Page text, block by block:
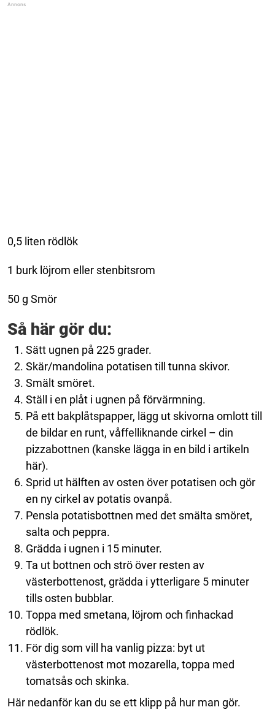
0,5 liten rödlök
1 burk löjrom eller stenbitsrom
50 g Smör
Så här gör du:
Sätt ugnen på 225 grader.
Skär/mandolina potatisen till tunna skivor.
Smält smöret.
Ställ i en plåt i ugnen på förvärmning.
På ett bakplåtspapper, lägg ut skivorna omlott till
de bildar en runt, våffelliknande cirkel – din
pizzabottnen (kanske lägga in en bild i artikeln
här).
Sprid ut hälften av osten över potatisen och gör
en ny cirkel av potatis ovanpå.
Pensla potatisbottnen med det smälta smöret,
salta och peppra.
Grädda i ugnen i 15 minuter.
Ta ut bottnen och strö över resten av
västerbottenost, grädda i ytterligare 5 minuter
tills osten bubblar.
Toppa med smetana, löjrom och finhackad
rödlök.
För dig som vill ha vanlig pizza: byt ut
västerbottenost mot mozarella, toppa med
tomatsås och skinka.
Här nedanför kan du se ett klipp på hur man gör.